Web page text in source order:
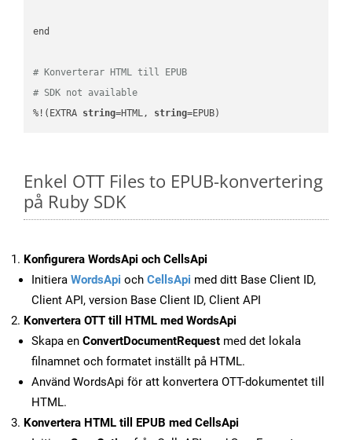
end
# Konverterar HTML till EPUB
# SDK not available
%!(EXTRA string=HTML, string=EPUB)
Enkel OTT Files to EPUB-konvertering
på Ruby SDK
Konfigurera WordsApi och CellsApi
Initiera WordsApi och CellsApi med ditt Base Client ID,
Client API, version Base Client ID, Client API
Konvertera OTT till HTML med WordsApi
Skapa en ConvertDocumentRequest med det lokala
filnamnet och formatet inställt på HTML.
Använd WordsApi för att konvertera OTT-dokumentet till
HTML.
Konvertera HTML till EPUB med CellsApi